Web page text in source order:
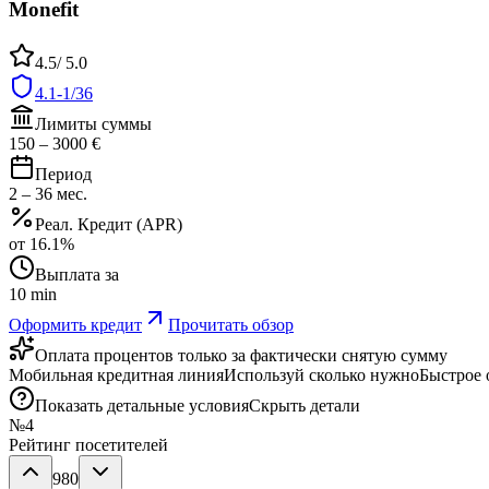
Monefit
4.5/ 5.0
4.1-1/36
Лимиты суммы
150 – 3000 €
Период
2 – 36 мес.
Реал. Кредит (APR)
от 16.1%
Выплата за
10 min
Оформить кредит
Прочитать обзор
Оплата процентов только за фактически снятую сумму
Мобильная кредитная линияИспользуй сколько нужноБыстрое
Показать детальные условияСкрыть детали
№4
Рейтинг посетителей
980